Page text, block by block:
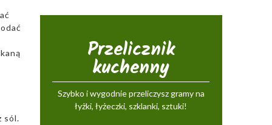
sól.
Przelicznik
kuchenny
Szybko i wygodnie przeliczysz gramy na
łyżki, łyżeczki, szklanki, sztuki!